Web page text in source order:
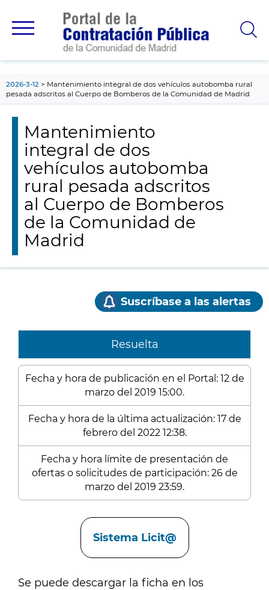
principal
2026-3-12
Mantenimiento integral de dos vehículos autobomba rural
pesada adscritos al Cuerpo de Bomberos de la Comunidad de Madrid
Mantenimiento
integral de dos
vehículos autobomba
rural pesada adscritos
al Cuerpo de Bomberos
de la Comunidad de
Madrid
Suscríbase a las alertas
Resuelta
Fecha y hora de publicación en el Portal: 12 de
marzo del 2019 15:00.
Fecha y hora de la última actualización: 17 de
febrero del 2022 12:38.
Fecha y hora límite de presentación de
ofertas o solicitudes de participación: 26 de
marzo del 2019 23:59.
Sistema Licit@
Se puede descargar la ficha en los